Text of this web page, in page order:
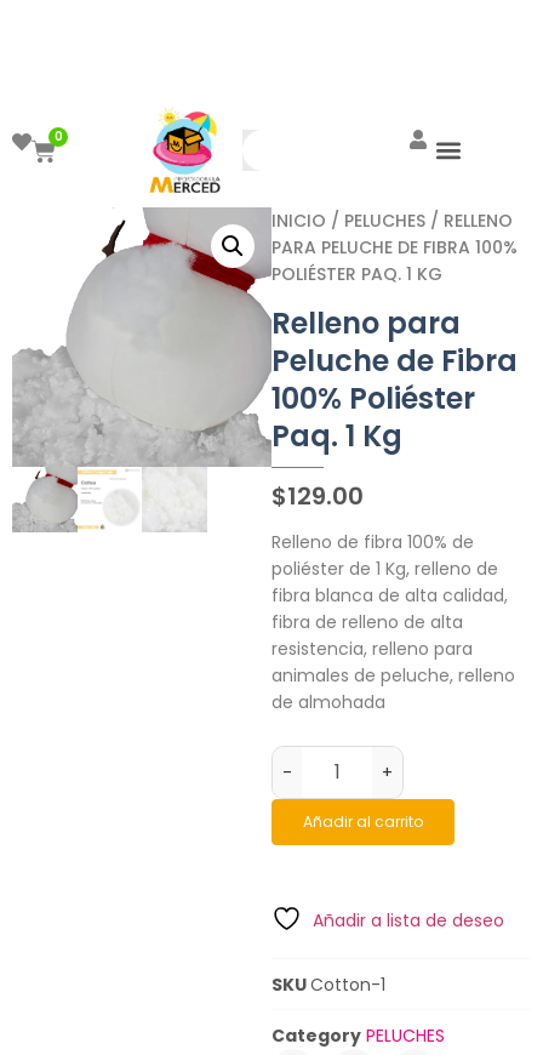
0
INICIO / PELUCHES / RELLENO
PARA PELUCHE DE FIBRA 100%
POLIÉSTER PAQ. 1 KG
Relleno para
Peluche de Fibra
100% Poliéster
Paq. 1 Kg
$129.00
Relleno de fibra 100% de
poliéster de 1 Kg, relleno de
fibra blanca de alta calidad,
fibra de relleno de alta
resistencia, relleno para
animales de peluche, relleno
de almohada
- +
Añadir al carrito
Añadir a lista de deseo
SKUCotton-1
Category PELUCHES